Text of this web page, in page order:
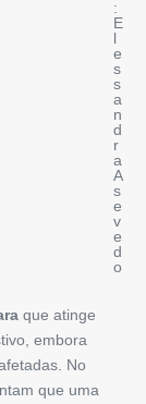
:
E
l
e
s
s
a
n
d
r
a
A
s
e
v
e
d
o
que atinge
embora
No
que uma